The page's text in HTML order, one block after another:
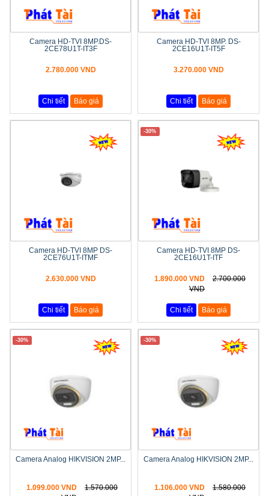
Camera HD-TVI 8MP.DS-
2CE78U1T-IT3F
2.780.000 VND
Chi tiết Báo giá
Camera HD-TVI 8MP. DS-
2CE16U1T-IT5F
3.270.000 VND
Chi tiết Báo giá
Camera HD-TVI 8MP DS-
2CE76U1T-ITMF
2.630.000 VND
Chi tiết Báo giá
-30%
Camera HD-TVI 8MP DS-
2CE16U1T-ITF
1.890.000 VND
2.700.000
VND
Chi tiết Báo giá
-30%
Camera Analog HIKVISION 2MP...
1.099.000 VND
1.570.000
-30%
Camera Analog HIKVISION 2MP...
1.106.000 VND
1.580.000